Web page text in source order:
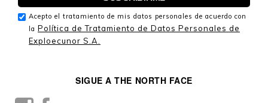
SIGUE A THE NORTH FACE
Acepto el tratamiento de mis datos personales de acuerdo con
la Política de Tratamiento de Datos Personales de
Exploecunor S.A.